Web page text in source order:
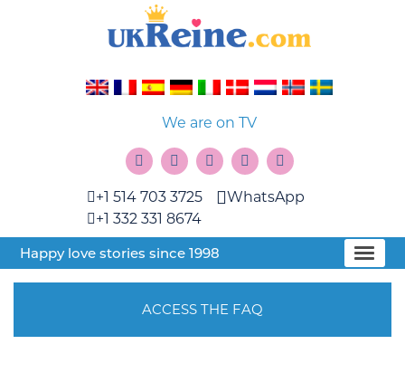
We are on TV
+1 514 703 3725
+1 332 331 8674
WhatsApp
Happy love stories since 1998
ACCESS THE FAQ